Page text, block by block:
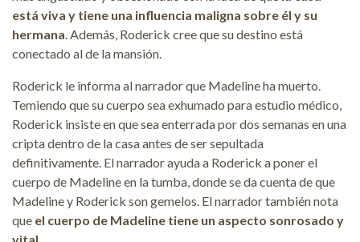
está viva y tiene una influencia maligna sobre él y su
hermana . Además, Roderick cree que su destino está
conectado al de la mansión.
Roderick le informa al narrador que Madeline ha muerto.
Temiendo que su cuerpo sea exhumado para estudio médico,
Roderick insiste en que sea enterrada por dos semanas en una
cripta dentro de la casa antes de ser sepultada
definitivamente. El narrador ayuda a Roderick a poner el
cuerpo de Madeline en la tumba, donde se da cuenta de que
Madeline y Roderick son gemelos. El narrador también nota
que el cuerpo de Madeline tiene un aspecto sonrosado y
vital